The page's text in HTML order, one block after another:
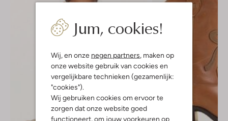
Jum, cookies!
Wij, en onze negen partners , maken op
onze website gebruik van cookies en
vergelijkbare technieken (gezamenlijk:
"cookies").
Wij gebruiken cookies om ervoor te
zorgen dat onze website goed
functioneert, om jouw voorkeuren op